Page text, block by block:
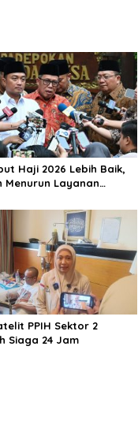
Haji 2026 Lebih Baik,
Menurun Layanan
PPIH Sektor 2
Siaga 24 Jam